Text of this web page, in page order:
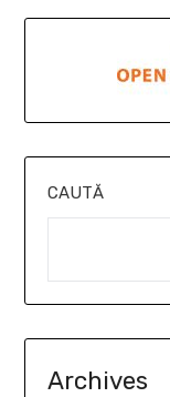
CAUTĂ
Archives